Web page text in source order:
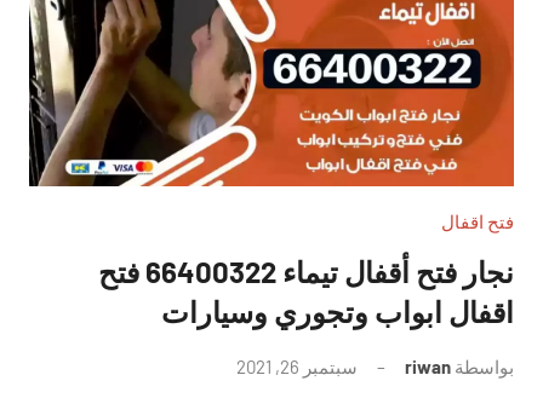
فتح اقفال
نجار فتح أقفال تيماء 66400322 فتح
اقفال ابواب وتجوري وسيارات
بواسطة riwan سبتمبر 26, 2021